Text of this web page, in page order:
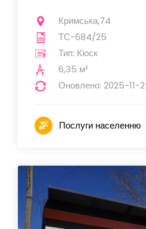
Кримська,74
ТС-684/25
Тип: Кіоск
6,35 м²
Оновлено: 2025-11-
Послуги населенню